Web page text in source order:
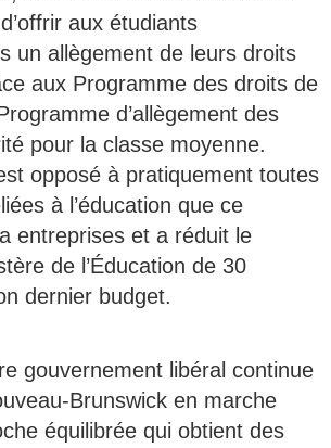
aux étudiants
un allègement de leurs droits
aux Programme des droits de
d’allègement des
pour la classe moyenne.
opposé à pratiquement toutes
à l’éducation que ce
entreprises et a réduit le
de l’Éducation de 30
dernier budget.
gouvernement libéral continue
Brunswick en marche
équilibrée qui obtient des